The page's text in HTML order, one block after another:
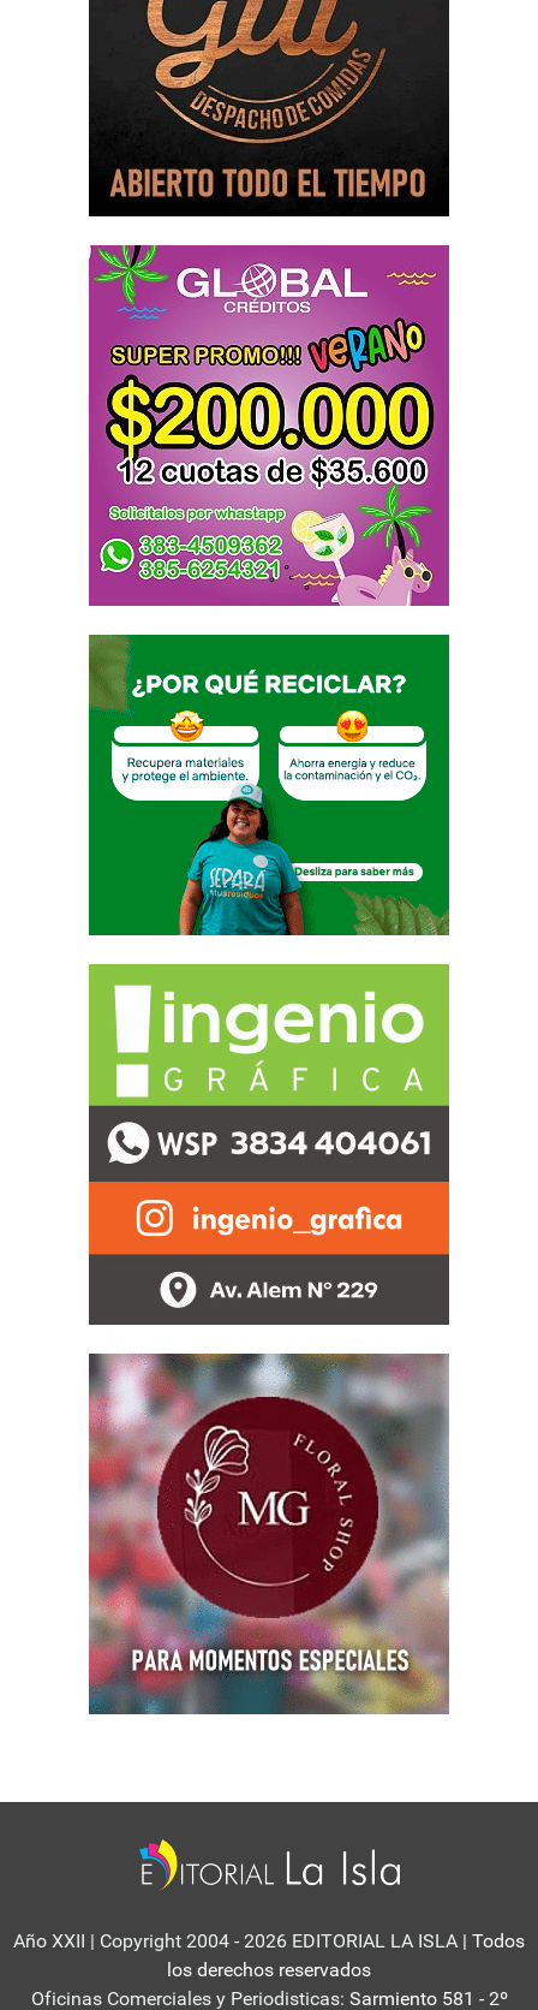
Año XXII | Copyright 2004 - 2026 EDITORIAL LA ISLA | Todos
los derechos reservados
Oficinas Comerciales y Periodisticas: Sarmiento 581 - 2º